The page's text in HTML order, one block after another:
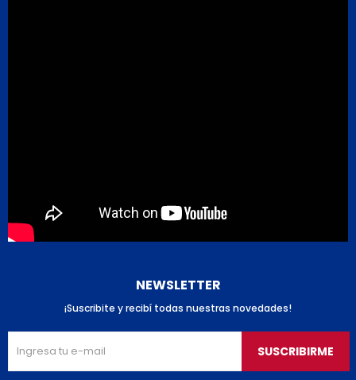
NEWSLETTER
¡Suscribite y recibí todas nuestras novedades!
SUSCRIBIRME